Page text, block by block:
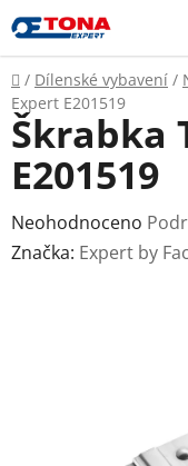
Přejít
na
obsah
Domů
/ Dílenské vybavení /
Expert E201519
Škrabka
E201519
Průměrné
hodnocení
Neohodnoceno
Značka: Expert by